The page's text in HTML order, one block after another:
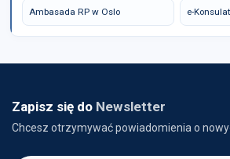
Ambasada RP w Oslo e-Konsulat
Zapisz się do Newsletter
Chcesz otrzymywać powiadomienia o